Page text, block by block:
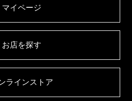
マイページ​
お店を探す​
ラインストア​